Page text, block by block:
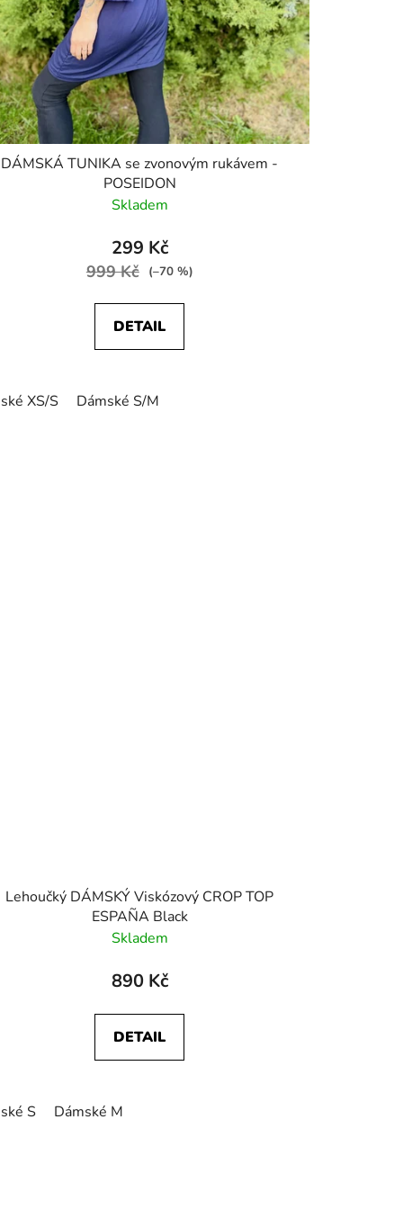
DÁMSKÁ TUNIKA se zvonovým rukávem -
POSEIDON
Skladem
299 Kč
999 Kč (–70 %)
DETAIL
XS/S Dámské S/M
Lehoučký DÁMSKÝ Viskózový CROP TOP
ESPAÑA Black
Skladem
890 Kč
DETAIL
S Dámské M